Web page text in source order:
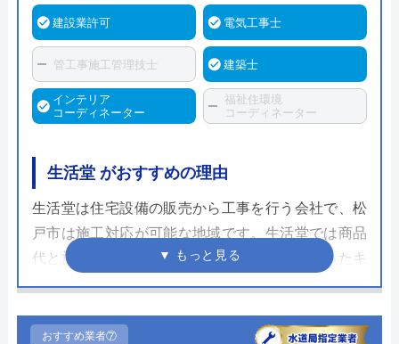
建設業許可 電気工事士
管工事施工管理技士 建築士
インテリア
コーディネーター
福祉住環境
コーディネーター
生活堂 がおすすめの理由
生活堂は住宅設備の販売から工事を行う会社で、松
戸市は施工対応が可能な地域です。生活堂では商品
代と施工費、保証がすべてコミコミ価格になったキ
ャンペーン価格で販売を行っています。トイレリフ
かどうかを考える必要はありますが比較的安価で販
おすすめ業者⑦